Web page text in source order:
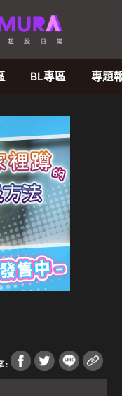
BL專區 專題
:
: